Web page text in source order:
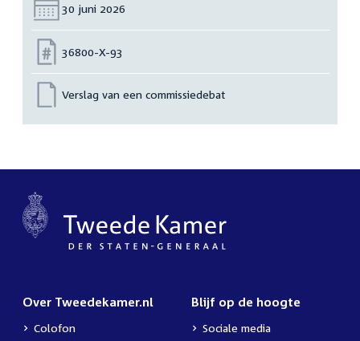
Datum:
30 juni 2026
Nummer:
36800-X-93
Verslag van een commissiedebat
Over Tweedekamer.nl
Colofon
Blijf op de hoogte
Sociale media